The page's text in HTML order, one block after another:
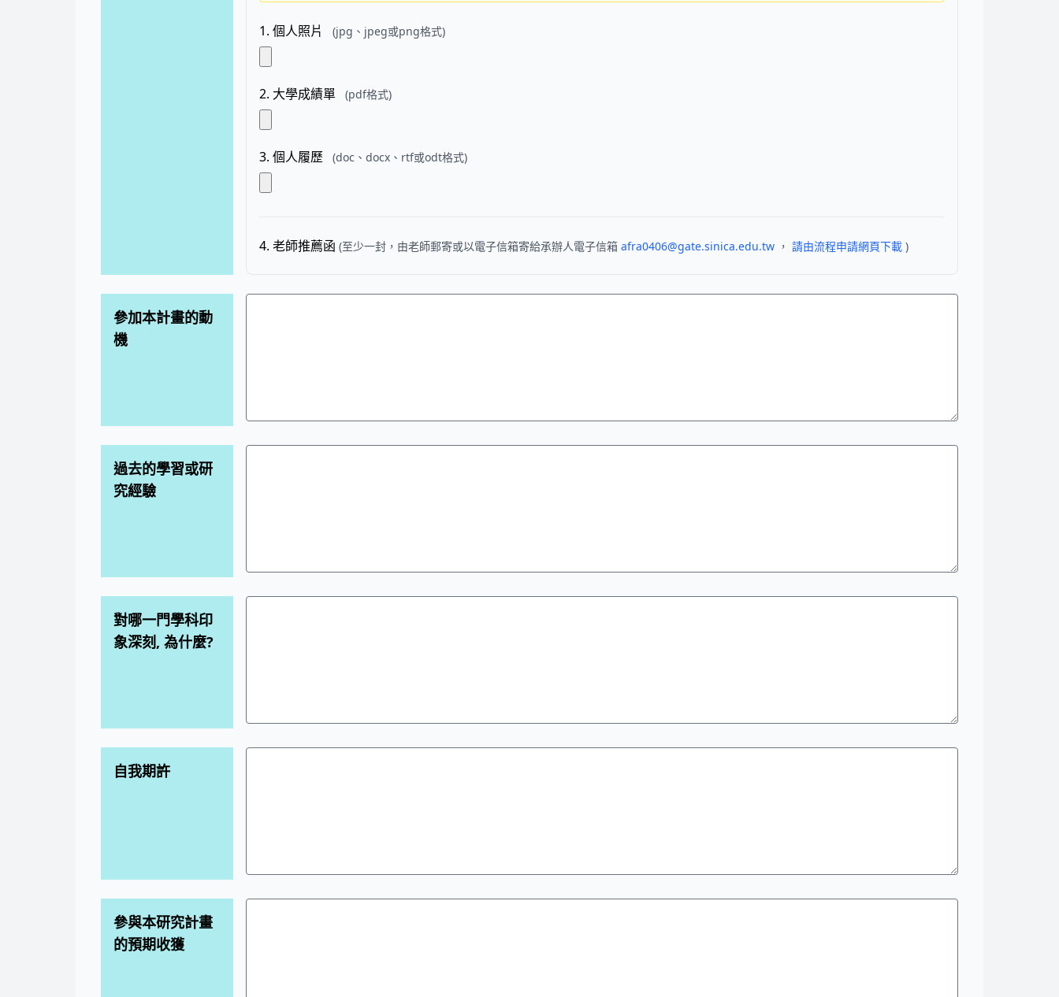
1. 個人照片 (jpg、jpeg或png格式)
2. 大學成績單 (pdf格式)
3. 個人履歷 (doc、docx、rtf或odt格式)
4. 老師推薦函 (至少一封，由老師郵寄或以電子信箱寄給承辦人電子信箱 afra0406@gate.sinica.edu.tw ， 請由流程申請網頁下載 )
參加本計畫的動
機
過去的學習或研
究經驗
對哪一門學科印
象深刻, 為什麼?
自我期許
參與本研究計畫
的預期收獲